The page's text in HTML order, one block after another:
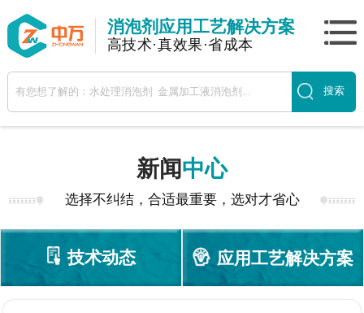
消泡剂应用工艺解决方案
高技术·真效果·省成本
新闻中心
选择不纠结，合适最重要，选对才省心
技术动态 应用工艺解决方案